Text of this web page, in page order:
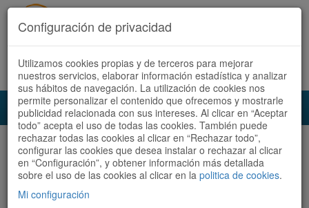
Accedeix Registra't ara Español Català
Audioruta Totes les rutes
Totes les rutes Ordenar per: Més recents / Dificultat
Configuración de privacidad
Utilizamos cookies propias y de terceros para mejorar
nuestros servicios, elaborar información estadística y analizar
sus hábitos de navegación. La utilización de cookies nos
permite personalizar el contenido que ofrecemos y mostrarle
publicidad relacionada con sus intereses. Al clicar en “Aceptar
todo” acepta el uso de todas las cookies. También puede
rechazar todas las cookies al clicar en “Rechazar todo”,
configurar las cookies que desea instalar o rechazar al clicar
en “Configuración”, y obtener información más detallada
sobre el uso de las cookies al clicar en la politica de cookies.
Mi configuración